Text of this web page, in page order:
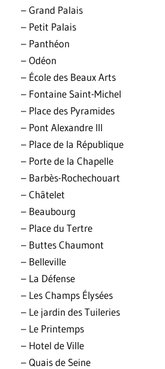
– Grand Palais
– Petit Palais
– Panthéon
– Odéon
– École des Beaux Arts
– Fontaine Saint-Michel
– Place des Pyramides
– Pont Alexandre III
– Place de la République
– Porte de la Chapelle
– Barbès-Rochechouart
– Châtelet
– Beaubourg
– Place du Tertre
– Buttes Chaumont
– Belleville
– La Défense
– Les Champs Élysées
– Le jardin des Tuileries
– Le Printemps
– Hotel de Ville
– Quais de Seine